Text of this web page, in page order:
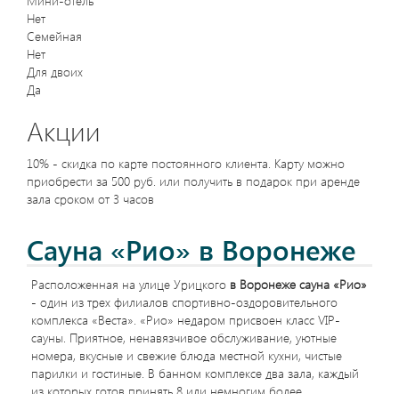
Нет
Семейная
Нет
Для двоих
Да
Акции
10% - скидка по карте постоянного клиента. Карту можно
приобрести за 500 руб. или получить в подарок при аренде
зала сроком от 3 часов
Сауна «Рио» в Воронеже
Расположенная на улице Урицкого в Воронеже сауна «Рио»
- один из трех филиалов спортивно-оздоровительного
комплекса «Веста». «Рио» недаром присвоен класс VIP-
сауны. Приятное, ненавязчивое обслуживание, уютные
номера, вкусные и свежие блюда местной кухни, чистые
парилки и гостиные. В банном комплексе два зала, каждый